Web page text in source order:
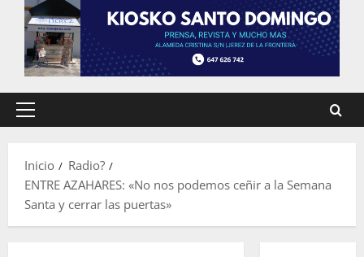
Menú
Inicio
Radio?
ENTRE AZAHARES: «No nos podemos ceñir a la Semana
Santa y cerrar las puertas»